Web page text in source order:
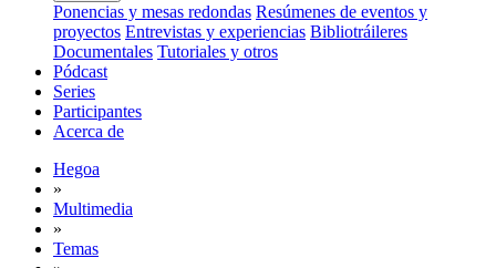
Ponencias y mesas redondas Resúmenes de eventos y
proyectos Entrevistas y experiencias Bibliotráileres
Documentales Tutoriales y otros
Pódcast
Series
Participantes
Acerca de
Hegoa
»
Multimedia
»
Temas